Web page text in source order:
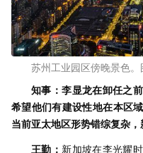
苏州工业园区傍晚景色
知事：李显龙在卸任之
希望他们有建设性地在本区
当前亚太地区形势错综复杂
王勤： 新加坡在李光耀